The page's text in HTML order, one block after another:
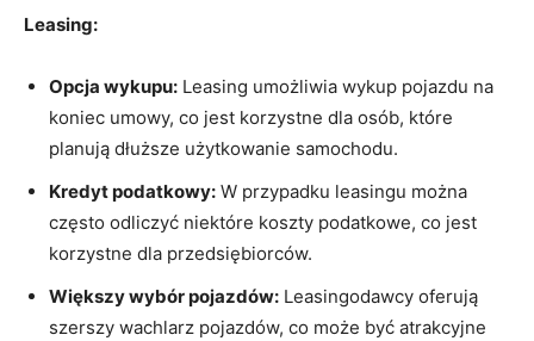
Leasing:
Opcja wykupu: Leasing umożliwia ⁣wykup ⁢pojazdu na
koniec⁣ umowy, co jest korzystne dla⁣ osób,‍ które
⁢planują dłuższe ‍użytkowanie samochodu.
Kredyt podatkowy: W przypadku leasingu można
często odliczyć niektóre koszty podatkowe, co jest
korzystne dla przedsiębiorców.
Większy wybór pojazdów: Leasingodawcy oferują
szerszy wachlarz pojazdów, co‍ może być atrakcyjne